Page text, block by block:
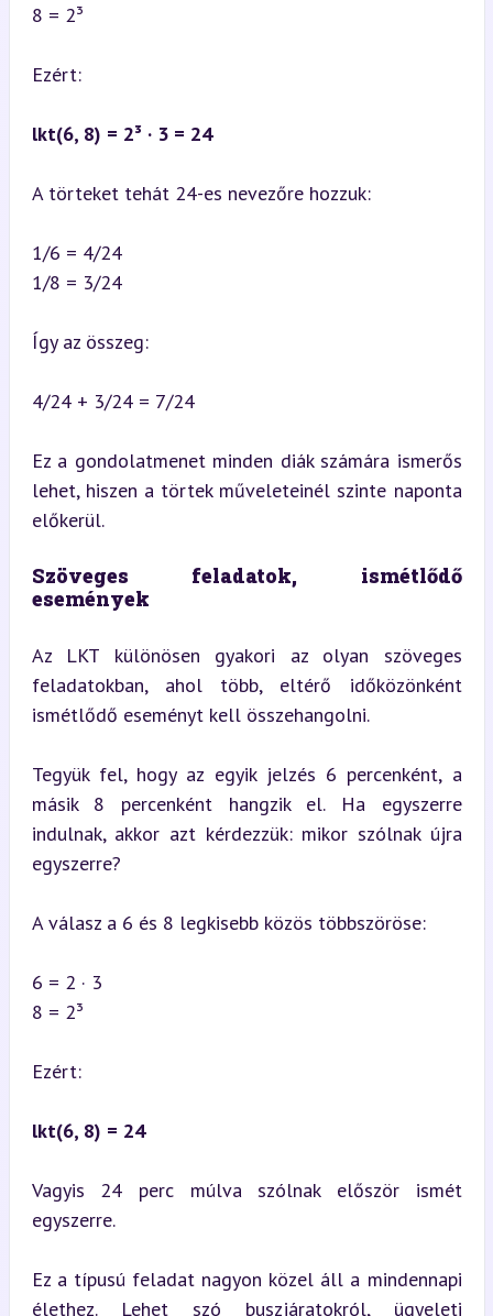
8 = 2³
Ezért:
lkt(6, 8) = 2³ · 3 = 24
A törteket tehát 24-es nevezőre hozzuk:
1/6 = 4/24
1/8 = 3/24
Így az összeg:
4/24 + 3/24 = 7/24
Ez a gondolatmenet minden diák számára ismerős
lehet, hiszen a törtek műveleteinél szinte naponta
előkerül.
Szöveges feladatok, ismétlődő
események
Az LKT különösen gyakori az olyan szöveges
feladatokban, ahol több, eltérő időközönként
ismétlődő eseményt kell összehangolni.
Tegyük fel, hogy az egyik jelzés 6 percenként, a
másik 8 percenként hangzik el. Ha egyszerre
indulnak, akkor azt kérdezzük: mikor szólnak újra
egyszerre?
A válasz a 6 és 8 legkisebb közös többszöröse:
6 = 2 · 3
8 = 2³
Ezért:
lkt(6, 8) = 24
Vagyis 24 perc múlva szólnak először ismét
egyszerre.
Ez a típusú feladat nagyon közel áll a mindennapi
élethez. Lehet szó buszjáratokról, ügyeleti